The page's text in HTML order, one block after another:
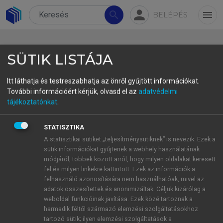
search person BELÉPÉS menu
A nemzetközi migráció ügye a
szélsőséges nézetek tükrében
The Issue of International Migration in the
Light of Extreme Views
Szentes Tamás
az MTA rendes tagja, professor emeritus
Budapesti Corvinus Egyetem
Összefoglalás
SÜTIK LISTÁJA
Itt láthatja és testreszabhatja az önről gyűjtött információkat.
További információért kérjük, olvasd el az adatvédelmi
tájékoztatónkat.
STATISZTIKA
A statisztikai sütiket „teljesítménysütiknek” is nevezik. Ezek a
sütik információkat gyűjtenek a webhely használatának
módjáról, többek között arról, hogy milyen oldalakat keresett
fel és milyen linkekre kattintott. Ezek az információk a
felhasználó azonosítására nem használhatóak, mivel az
adatok összesítettek és anonimizáltak. Céljuk kizárólag a
weboldal funkcióinak javítása. Ezek közé tartoznak a
harmadik féltől származó elemzési szolgáltatásokhoz
tartozó sütik; ilyen elemzési szolgáltatások a